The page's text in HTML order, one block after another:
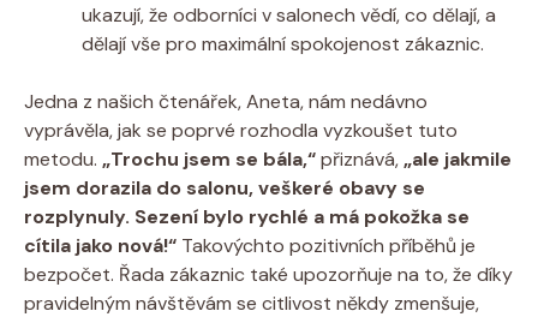
ukazují, že odborníci v salonech vědí, co dělají, a
dělají vše pro maximální spokojenost zákaznic.
Jedna z našich čtenářek, Aneta, nám nedávno
vyprávěla, jak se poprvé rozhodla vyzkoušet tuto
metodu. „Trochu jsem se bála,“přiznává, „ale jakmile
jsem dorazila do salonu, veškeré obavy se
rozplynuly. Sezení bylo rychlé a má pokožka se
cítila jako nová!“ Takovýchto pozitivních příběhů je
bezpočet. Řada zákaznic také upozorňuje na to, že díky
pravidelným návštěvám se citlivost někdy zmenšuje,